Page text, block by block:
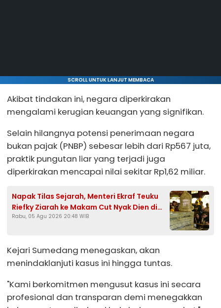
SCROLL UNTUK LANJUT MEMBACA
Akibat tindakan ini, negara diperkirakan
mengalami kerugian keuangan yang signifikan.
Selain hilangnya potensi penerimaan negara
bukan pajak (PNBP) sebesar lebih dari Rp567 juta,
praktik pungutan liar yang terjadi juga
diperkirakan mencapai nilai sekitar Rp1,62 miliar.
Napak Tilas Sejarah, Menteri Ekraf Teuku
Riefky Ziarah ke Makam Cut Nyak Dien di
Sumedang
Rabu, 05 Agu 2026 20:48 WIB
Kejari Sumedang menegaskan, akan
menindaklanjuti kasus ini hingga tuntas.
"Kami berkomitmen mengusut kasus ini secara
profesional dan transparan demi menegakkan